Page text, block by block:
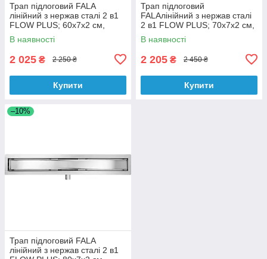
Трап підлоговий FALA
лінійний з нержав сталі 2 в1
FLOW PLUS; 60х7х2 см,
сифон- 52 мм, манжета- 20
мм
В наявності
2 025 ₴ 2 250 ₴
Купити
Трап підлоговий
FALAлінійний з нержав сталі
2 в1 FLOW PLUS; 70х7х2 см,
сифон- 52 мм, манжета- 20
мм
В наявності
2 205 ₴ 2 450 ₴
Купити
–10%
Трап підлоговий FALA
лінійний з нержав сталі 2 в1